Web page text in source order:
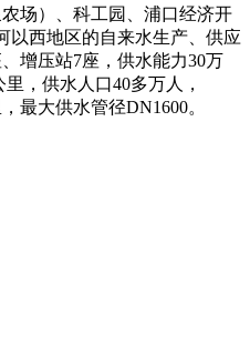
场）、科工园、浦口经济开
以西地区的自来水生产、供应
增压站7座，供水能力30万
，供水人口40多万人，
最大供水管径DN1600。